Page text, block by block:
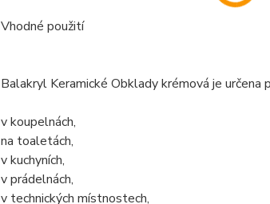
Vhodné použití
Balakryl Keramické Obklady krémová je určena
v koupelnách,
na toaletách,
v kuchyních,
v prádelnách,
v technických místnostech,